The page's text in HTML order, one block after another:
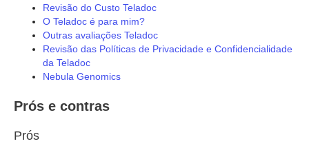
Revisão do Custo Teladoc
O Teladoc é para mim?
Outras avaliações Teladoc
Revisão das Políticas de Privacidade e Confidencialidade
da Teladoc
Nebula Genomics
Prós e contras
Prós